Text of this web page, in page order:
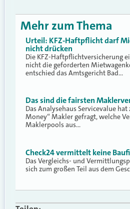
Mehr zum Thema
Urteil: KFZ-Haftpflicht darf
nicht drücken
Die KFZ-Haftpflichtversicherung
nicht die geforderten
entschied das Amtsgericht Bad…
Das sind die fairsten
Das Analysehaus Servicevalue
Money“ Makler gefragt, welche
Maklerpools aus…
Check24 vermittelt keine
Das Vergleichs- und
sich zum großen Teil aus dem